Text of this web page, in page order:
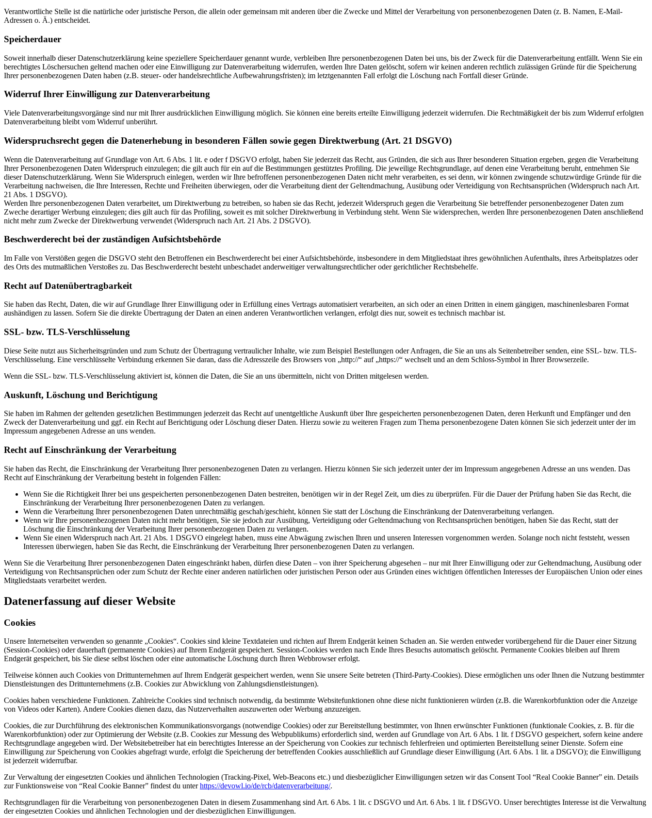
Verantwortliche Stelle ist die natürliche oder juristische Person, die allein oder gemeinsam mit anderen über die Zwecke und Mittel der Verarbeitung von personenbezogenen Daten (z. B. Namen, E-Mail-
Adressen o. Ä.) entscheidet.
Speicherdauer
Soweit innerhalb dieser Datenschutzerklärung keine speziellere Speicherdauer genannt wurde, verbleiben Ihre personenbezogenen Daten bei uns, bis der Zweck für die Datenverarbeitung entfällt. Wenn Sie ein
berechtigtes Löschersuchen geltend machen oder eine Einwilligung zur Datenverarbeitung widerrufen, werden Ihre Daten gelöscht, sofern wir keinen anderen rechtlich zulässigen Gründe für die Speicherung
Ihrer personenbezogenen Daten haben (z.B. steuer- oder handelsrechtliche Aufbewahrungsfristen); im letztgenannten Fall erfolgt die Löschung nach Fortfall dieser Gründe.
Widerruf Ihrer Einwilligung zur Datenverarbeitung
Viele Datenverarbeitungsvorgänge sind nur mit Ihrer ausdrücklichen Einwilligung möglich. Sie können eine bereits erteilte Einwilligung jederzeit widerrufen. Die Rechtmäßigkeit der bis zum Widerruf erfolgten
Datenverarbeitung bleibt vom Widerruf unberührt.
Widerspruchsrecht gegen die Datenerhebung in besonderen Fällen sowie gegen Direktwerbung (Art. 21 DSGVO)
Wenn die Datenverarbeitung auf Grundlage von Art. 6 Abs. 1 lit. e oder f DSGVO erfolgt, haben Sie jederzeit das Recht, aus Gründen, die sich aus Ihrer besonderen Situation ergeben, gegen die Verarbeitung
Ihrer Personenbezogenen Daten Widerspruch einzulegen; die gilt auch für ein auf die Bestimmungen gestütztes Profiling. Die jeweilige Rechtsgrundlage, auf denen eine Verarbeitung beruht, entnehmen Sie
dieser Datenschutzerklärung. Wenn Sie Widerspruch einlegen, werden wir Ihre befroffenen personenbezogenen Daten nicht mehr verarbeiten, es sei denn, wir können zwingende schutzwürdige Gründe für die
Verarbeitung nachweisen, die Ihre Interessen, Rechte und Freiheiten überwiegen, oder die Verarbeitung dient der Geltendmachung, Ausübung oder Verteidigung von Rechtsansprüchen (Widerspruch nach Art.
21 Abs. 1 DSGVO).
Werden Ihre personenbezogenen Daten verarbeitet, um Direktwerbung zu betreiben, so haben sie das Recht, jederzeit Widerspruch gegen die Verarbeitung Sie betreffender personenbezogener Daten zum
Zweche derartiger Werbung einzulegen; dies gilt auch für das Profiling, soweit es mit solcher Direktwerbung in Verbindung steht. Wenn Sie widersprechen, werden Ihre personenbezogenen Daten anschließend
nicht mehr zum Zwecke der Direktwerbung verwendet (Widerspruch nach Art. 21 Abs. 2 DSGVO).
Beschwerderecht bei der zuständigen Aufsichtsbehörde
Im Falle von Verstößen gegen die DSGVO steht den Betroffenen ein Beschwerderecht bei einer Aufsichtsbehörde, insbesondere in dem Mitgliedstaat ihres gewöhnlichen Aufenthalts, ihres Arbeitsplatzes oder
des Orts des mutmaßlichen Verstoßes zu. Das Beschwerderecht besteht unbeschadet anderweitiger verwaltungsrechtlicher oder gerichtlicher Rechtsbehelfe.
Recht auf Daten­übertrag­barkeit
Sie haben das Recht, Daten, die wir auf Grundlage Ihrer Einwilligung oder in Erfüllung eines Vertrags automatisiert verarbeiten, an sich oder an einen Dritten in einem gängigen, maschinenlesbaren Format
aushändigen zu lassen. Sofern Sie die direkte Übertragung der Daten an einen anderen Verantwortlichen verlangen, erfolgt dies nur, soweit es technisch machbar ist.
SSL- bzw. TLS-Verschlüsselung
Diese Seite nutzt aus Sicherheitsgründen und zum Schutz der Übertragung vertraulicher Inhalte, wie zum Beispiel Bestellungen oder Anfragen, die Sie an uns als Seitenbetreiber senden, eine SSL- bzw. TLS-
Verschlüsselung. Eine verschlüsselte Verbindung erkennen Sie daran, dass die Adresszeile des Browsers von „http://“ auf „https://“ wechselt und an dem Schloss-Symbol in Ihrer Browserzeile.
Wenn die SSL- bzw. TLS-Verschlüsselung aktiviert ist, können die Daten, die Sie an uns übermitteln, nicht von Dritten mitgelesen werden.
Auskunft, Löschung und Berichtigung
Sie haben im Rahmen der geltenden gesetzlichen Bestimmungen jederzeit das Recht auf unentgeltliche Auskunft über Ihre gespeicherten personenbezogenen Daten, deren Herkunft und Empfänger und den
Zweck der Datenverarbeitung und ggf. ein Recht auf Berichtigung oder Löschung dieser Daten. Hierzu sowie zu weiteren Fragen zum Thema personenbezogene Daten können Sie sich jederzeit unter der im
Impressum angegebenen Adresse an uns wenden.
Recht auf Einschränkung der Verarbeitung
Sie haben das Recht, die Einschränkung der Verarbeitung Ihrer personenbezogenen Daten zu verlangen. Hierzu können Sie sich jederzeit unter der im Impressum angegebenen Adresse an uns wenden. Das
Recht auf Einschränkung der Verarbeitung besteht in folgenden Fällen:
Wenn Sie die Richtigkeit Ihrer bei uns gespeicherten personenbezogenen Daten bestreiten, benötigen wir in der Regel Zeit, um dies zu überprüfen. Für die Dauer der Prüfung haben Sie das Recht, die
Einschränkung der Verarbeitung Ihrer personenbezogenen Daten zu verlangen.
Wenn die Verarbeitung Ihrer personenbezogenen Daten unrechtmäßig geschah/geschieht, können Sie statt der Löschung die Einschränkung der Datenverarbeitung verlangen.
Wenn wir Ihre personenbezogenen Daten nicht mehr benötigen, Sie sie jedoch zur Ausübung, Verteidigung oder Geltendmachung von Rechtsansprüchen benötigen, haben Sie das Recht, statt der
Löschung die Einschränkung der Verarbeitung Ihrer personenbezogenen Daten zu verlangen.
Wenn Sie einen Widerspruch nach Art. 21 Abs. 1 DSGVO eingelegt haben, muss eine Abwägung zwischen Ihren und unseren Interessen vorgenommen werden. Solange noch nicht feststeht, wessen
Interessen überwiegen, haben Sie das Recht, die Einschränkung der Verarbeitung Ihrer personenbezogenen Daten zu verlangen.
Wenn Sie die Verarbeitung Ihrer personenbezogenen Daten eingeschränkt haben, dürfen diese Daten – von ihrer Speicherung abgesehen – nur mit Ihrer Einwilligung oder zur Geltendmachung, Ausübung oder
Verteidigung von Rechtsansprüchen oder zum Schutz der Rechte einer anderen natürlichen oder juristischen Person oder aus Gründen eines wichtigen öffentlichen Interesses der Europäischen Union oder eines
Mitgliedstaats verarbeitet werden.
Datenerfassung auf dieser Website
Cookies
Unsere Internetseiten verwenden so genannte „Cookies“. Cookies sind kleine Textdateien und richten auf Ihrem Endgerät keinen Schaden an. Sie werden entweder vorübergehend für die Dauer einer Sitzung
(Session-Cookies) oder dauerhaft (permanente Cookies) auf Ihrem Endgerät gespeichert. Session-Cookies werden nach Ende Ihres Besuchs automatisch gelöscht. Permanente Cookies bleiben auf Ihrem
Endgerät gespeichert, bis Sie diese selbst löschen oder eine automatische Löschung durch Ihren Webbrowser erfolgt.
Teilweise können auch Cookies von Drittunternehmen auf Ihrem Endgerät gespeichert werden, wenn Sie unsere Seite betreten (Third-Party-Cookies). Diese ermöglichen uns oder Ihnen die Nutzung bestimmter
Dienstleistungen des Drittunternehmens (z.B. Cookies zur Abwicklung von Zahlungsdienstleistungen).
Cookies haben verschiedene Funktionen. Zahlreiche Cookies sind technisch notwendig, da bestimmte Websitefunktionen ohne diese nicht funktionieren würden (z.B. die Warenkorbfunktion oder die Anzeige
von Videos oder Karten). Andere Cookies dienen dazu, das Nutzerverhalten auszuwerten oder Werbung anzuzeigen.
Cookies, die zur Durchführung des elektronischen Kommunikationsvorgangs (notwendige Cookies) oder zur Bereitstellung bestimmter, von Ihnen erwünschter Funktionen (funktionale Cookies, z. B. für die
Warenkorbfunktion) oder zur Optimierung der Website (z.B. Cookies zur Messung des Webpublikums) erforderlich sind, werden auf Grundlage von Art. 6 Abs. 1 lit. f DSGVO gespeichert, sofern keine andere
Rechtsgrundlage angegeben wird. Der Websitebetreiber hat ein berechtigtes Interesse an der Speicherung von Cookies zur technisch fehlerfreien und optimierten Bereitstellung seiner Dienste. Sofern eine
Einwilligung zur Speicherung von Cookies abgefragt wurde, erfolgt die Speicherung der betreffenden Cookies ausschließlich auf Grundlage dieser Einwilligung (Art. 6 Abs. 1 lit. a DSGVO); die Einwilligung
ist jederzeit widerrufbar.
Zur Verwaltung der eingesetzten Cookies und ähnlichen Technologien (Tracking-Pixel, Web-Beacons etc.) und diesbezüglicher Einwilligungen setzen wir das Consent Tool “Real Cookie Banner” ein. Details
zur Funktionsweise von “Real Cookie Banner” findest du unterhttps://devowl.io/de/rcb/datenverarbeitung/.
Rechtsgrundlagen für die Verarbeitung von personenbezogenen Daten in diesem Zusammenhang sind Art. 6 Abs. 1 lit. c DSGVO und Art. 6 Abs. 1 lit. f DSGVO. Unser berechtigtes Interesse ist die Verwaltung
der eingesetzten Cookies und ähnlichen Technologien und der diesbezüglichen Einwilligungen.